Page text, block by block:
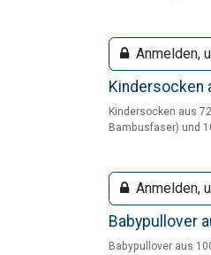
Anmelden,
Kindersocken
Kindersocken aus
Bambusfaser) und
Anmelden,
Babypullover
Babypullover aus